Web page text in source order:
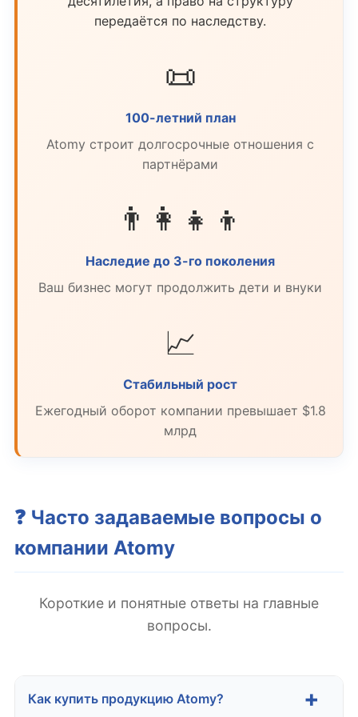
передаётся по наследству.
📜
100-летний план
Atomy строит долгосрочные отношения с
партнёрами
👨‍👩‍👧‍👦
Наследие до 3-го поколения
Ваш бизнес могут продолжить дети и внуки
📈
Стабильный рост
Ежегодный оборот компании превышает $1.8
млрд
❓ Часто задаваемые вопросы о
компании Atomy
Короткие и понятные ответы на главные
вопросы.
Как купить продукцию Atomy?